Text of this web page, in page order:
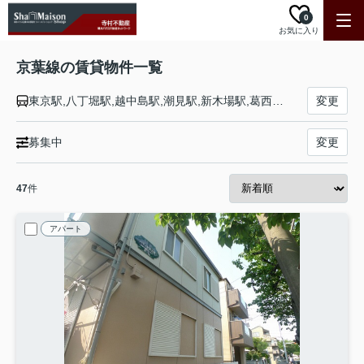
お気に入り
0
京葉線の賃貸物件一覧
変更
募集中 変更
47件
アパート